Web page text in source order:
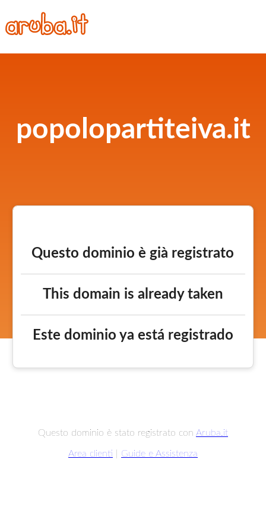
popolopartiteiva.it
Questo dominio è già registrato
This domain is already taken
Este dominio ya está registrado
Questo dominio è stato registrato con Aruba.it
Area clienti Guide e Assistenza